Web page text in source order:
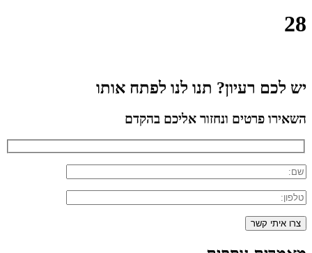
28
יש לכם רעיון? תנו לנו לפתח אותו
השאירו פרטים ונחזור אליכם בהקדם